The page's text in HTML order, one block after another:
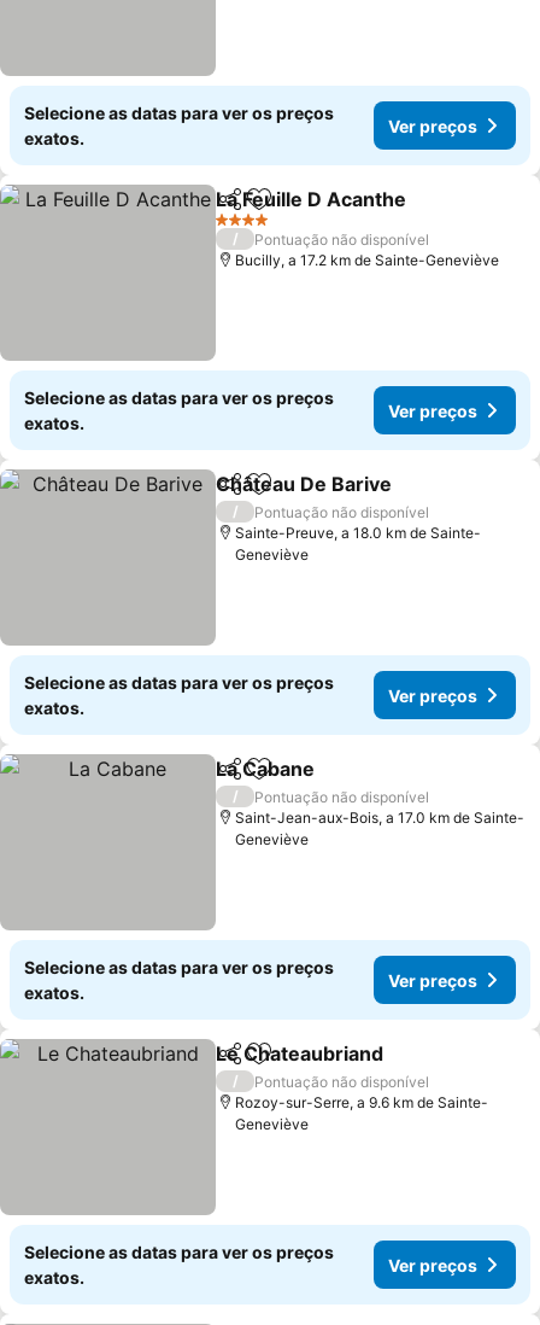
Selecione as datas para ver os preços
exatos.
Ver preços
PartilharAdicionar aos favoritos
La Feuille D Acanthe
4 Estrelas
/
Pontuação não disponível
Bucilly, a 17.2 km de Sainte-Geneviève
Selecione as datas para ver os preços
exatos.
Ver preços
PartilharAdicionar aos favoritos
Château De Barive
/
Pontuação não disponível
Sainte-Preuve, a 18.0 km de Sainte-
Geneviève
Selecione as datas para ver os preços
exatos.
Ver preços
PartilharAdicionar aos favoritos
La Cabane
/
Pontuação não disponível
Saint-Jean-aux-Bois, a 17.0 km de Sainte-
Geneviève
Selecione as datas para ver os preços
exatos.
Ver preços
PartilharAdicionar aos favoritos
Le Chateaubriand
/
Pontuação não disponível
Rozoy-sur-Serre, a 9.6 km de Sainte-
Geneviève
Selecione as datas para ver os preços
exatos.
Ver preços